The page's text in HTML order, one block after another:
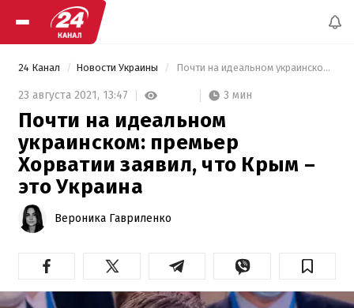
24 Канал Новости Украины Почти на идеальном украинском: премьер Хорватии заявил, что Крым – это Украина
23 августа 2021, 13:47 3 мин
Почти на идеальном
украинском: премьер
Хорватии заявил, что Крым –
это Украина
Вероника Гавриленко